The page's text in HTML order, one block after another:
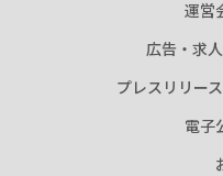
運営
広告・求
プレスリリー
電子